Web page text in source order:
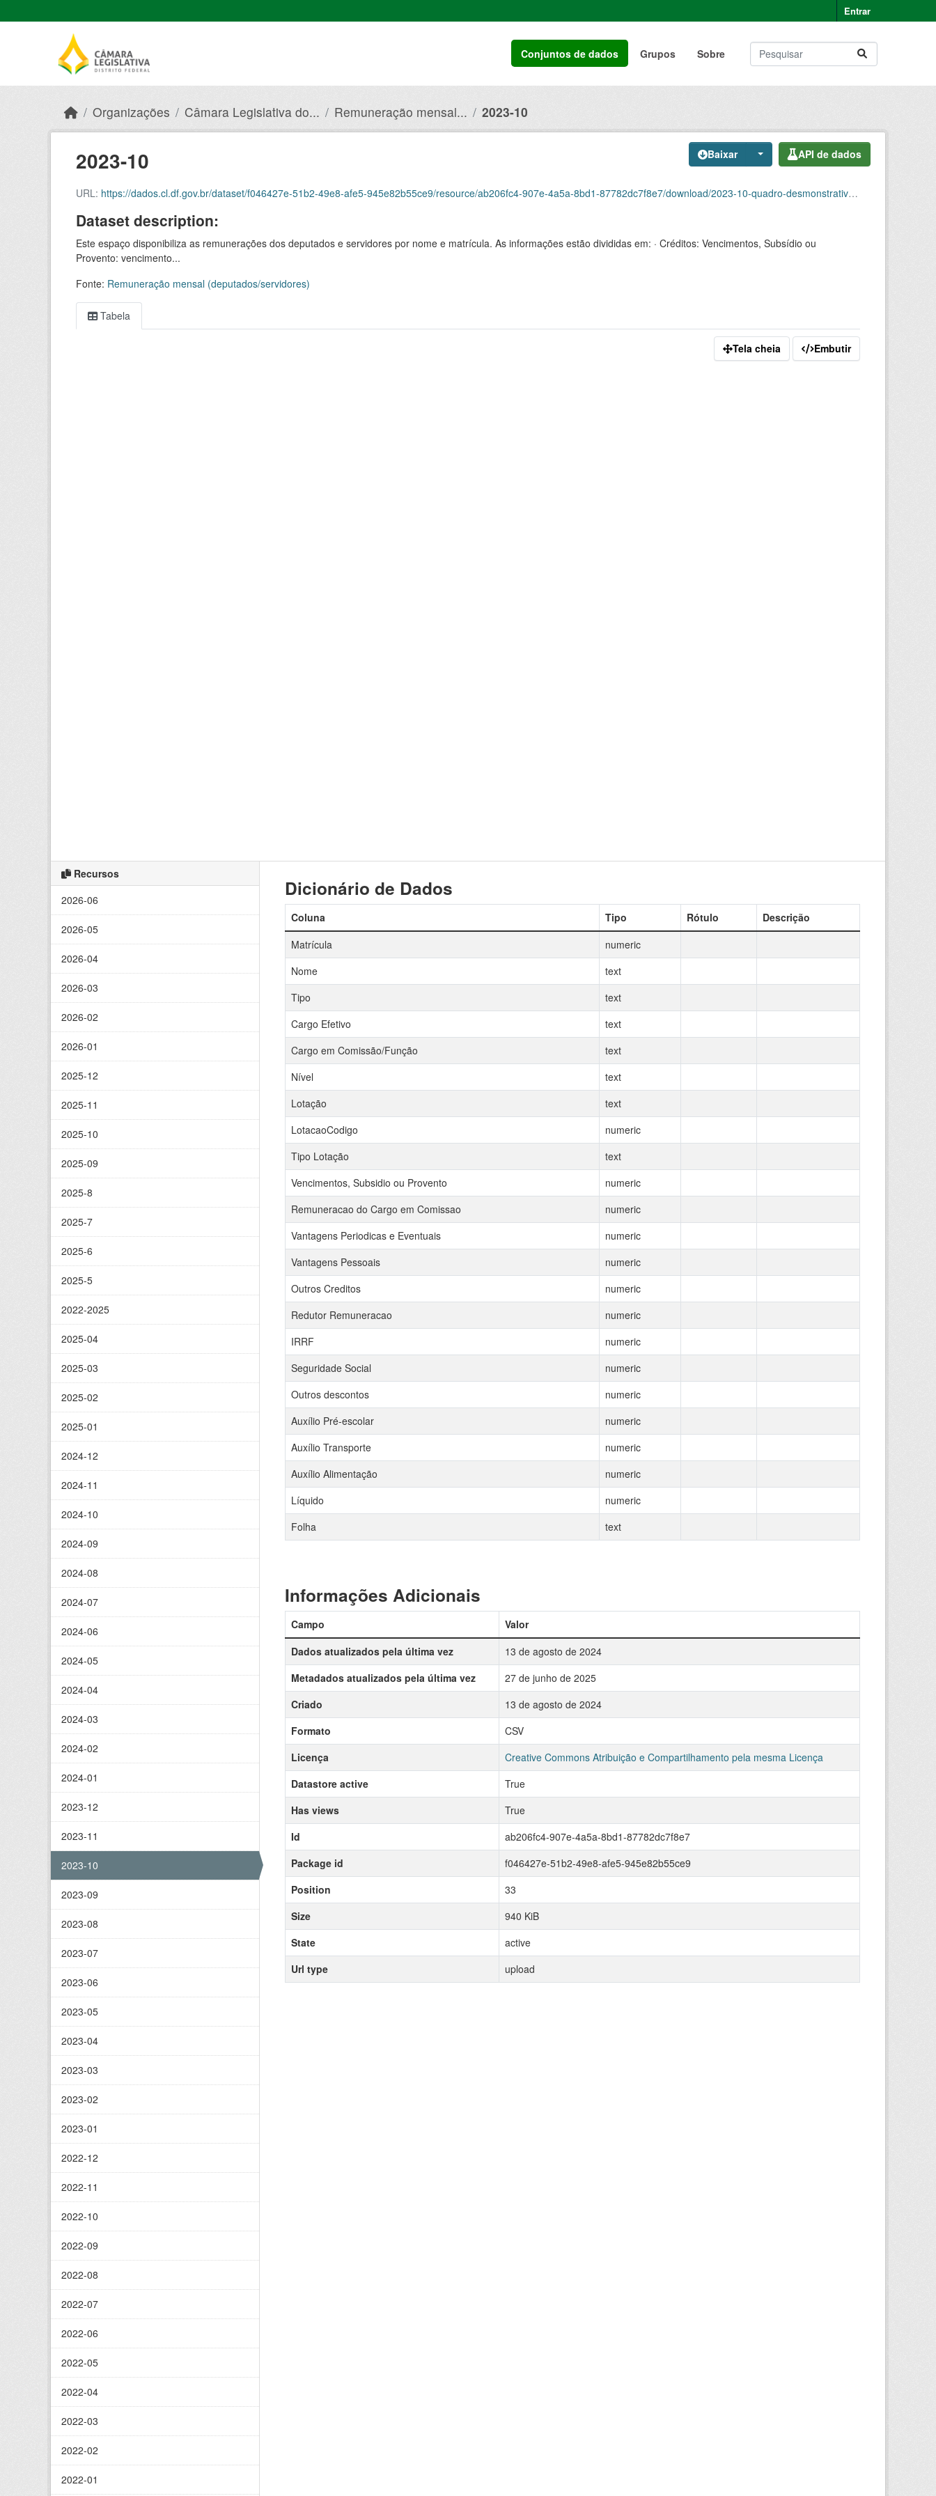
Entrar
Conjuntos de dados Grupos Sobre
Organizações Câmara Legislativa do... Remuneração mensal... 2023-10
Baixar API de dados
2023-10
URL: https://dados.cl.df.gov.br/dataset/f046427e-51b2-49e8-afe5-945e82b55ce9/resource/ab206fc4-907e-4a5a-8bd1-87782dc7f8e7/download/2023-10-quadro-desmonstrativo-de-pessoal.csv
Dataset description:
Este espaço disponibiliza as remunerações dos deputados e servidores por nome e matrícula. As informações estão divididas em: · Créditos: Vencimentos, Subsídio ou
Provento: vencimento...
Fonte: Remuneração mensal (deputados/servidores)
Tabela
Tela cheia Embutir
Recursos
2026-06
2026-05
2026-04
2026-03
2026-02
2026-01
2025-12
2025-11
2025-10
2025-09
2025-8
2025-7
2025-6
2025-5
2022-2025
2025-04
2025-03
2025-02
2025-01
2024-12
2024-11
2024-10
2024-09
2024-08
2024-07
2024-06
2024-05
2024-04
2024-03
2024-02
2024-01
2023-12
2023-11
2023-10
2023-09
2023-08
2023-07
2023-06
2023-05
2023-04
2023-03
2023-02
2023-01
2022-12
2022-11
2022-10
2022-09
2022-08
2022-07
2022-06
2022-05
2022-04
2022-03
2022-02
2022-01
Dicionário de Dados
Coluna Tipo Rótulo
Descrição
Matrícula
numeric
Nome
text
Tipo
text
Cargo Efetivo
text
Cargo em Comissão/Função
text
Nível
text
Lotação
text
LotacaoCodigo
numeric
Tipo Lotação
text
Vencimentos, Subsidio ou Provento
numeric
Remuneracao do Cargo em Comissao
numeric
Vantagens Periodicas e Eventuais
numeric
Vantagens Pessoais
numeric
Outros Creditos
numeric
Redutor Remuneracao
numeric
IRRF
numeric
Seguridade Social
numeric
Outros descontos
numeric
Auxílio Pré-escolar
numeric
Auxílio Transporte
numeric
Auxílio Alimentação
numeric
Líquido
numeric
Folha
text
Informações Adicionais
Campo
Valor
Dados atualizados pela última vez
13 de agosto de 2024
Metadados atualizados pela última vez
27 de junho de 2025
Criado
13 de agosto de 2024
Formato
CSV
Licença
Creative Commons Atribuição e Compartilhamento pela mesma Licença
Datastore active
True
Has views
True
Id
ab206fc4-907e-4a5a-8bd1-87782dc7f8e7
Package id
f046427e-51b2-49e8-afe5-945e82b55ce9
Position
33
Size
940 KiB
State
active
Url type
upload